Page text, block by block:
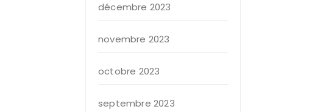
décembre 2023
novembre 2023
octobre 2023
septembre 2023